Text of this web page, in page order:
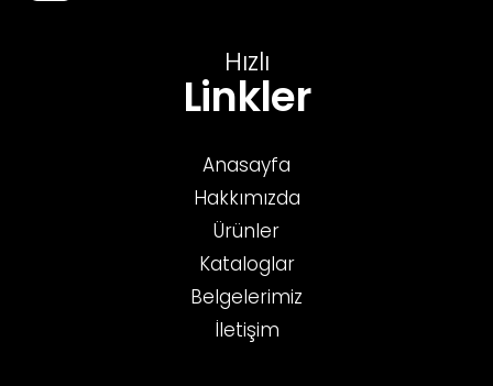
Hızlı
Linkler
Anasayfa
Hakkımızda
Ürünler
Kataloglar
Belgelerimiz
İletişim